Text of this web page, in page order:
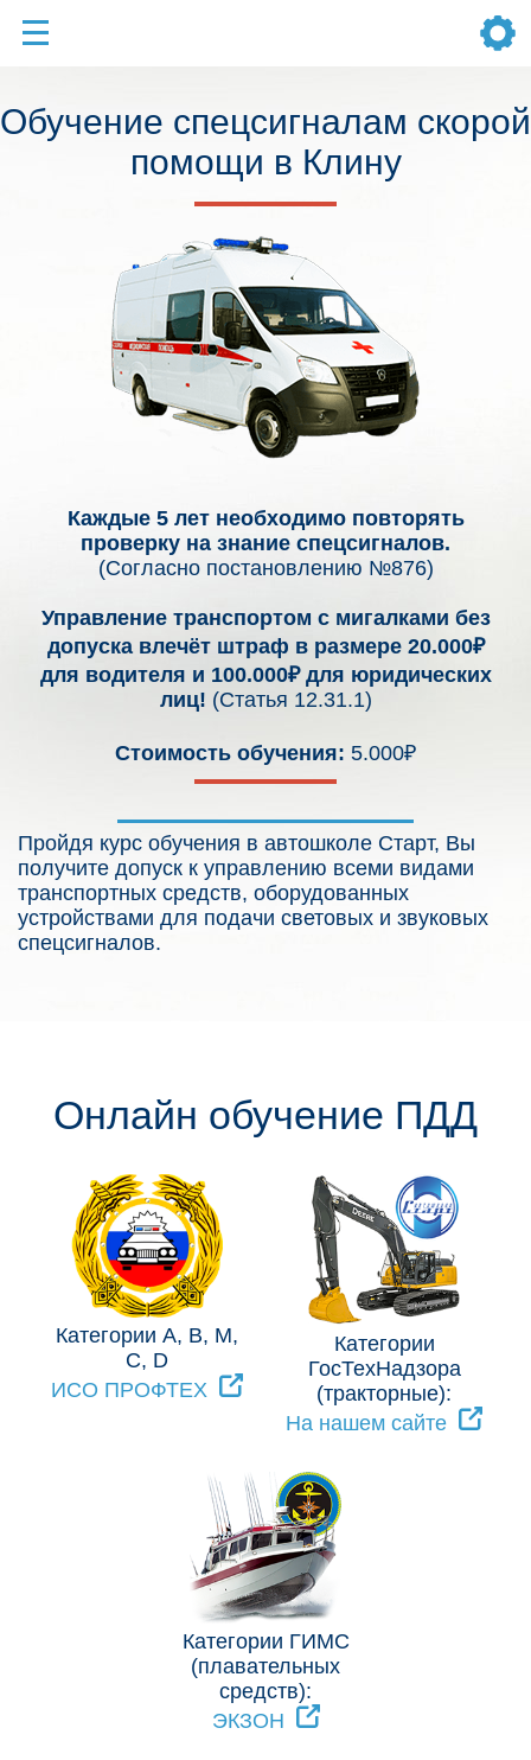
Обучение спецсигналам скорой
помощи в Клину
Каждые 5 лет необходимо повторять
проверку на знание спецсигналов.
(Согласно постановлению №876)
Управление транспортом с мигалками без
допуска влечёт штраф в размере 20.000₽
для водителя и 100.000₽ для юридических
лиц! (Статья 12.31.1)
Стоимость обучения: 5.000₽
Пройдя курс обучения в автошколе Старт, Вы
получите допуск к управлению всеми видами
транспортных средств, оборудованных
устройствами для подачи световых и звуковых
спецсигналов.
Онлайн обучение ПДД
Категории A, B, M,
C, D
ИСО ПРОФТЕХ
Категории
ГосТехНадзора
(тракторные):
На нашем сайте
Категории ГИМС
(плавательных
средств):
ЭКЗОН